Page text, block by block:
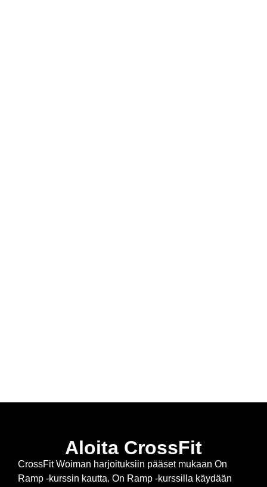
Aloita CrossFit
CrossFit Woiman harjoituksiin pääset mukaan On
Ramp -kurssin kautta. On Ramp -kurssilla käydään